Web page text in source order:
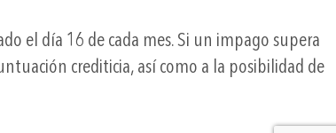
el día 16 de cada mes. Si un impago supera
crediticia, así como a la posibilidad de